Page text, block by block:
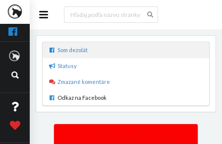
Som dezolát
Statusy
Zmazané komentáre
Odkaz na Facebook